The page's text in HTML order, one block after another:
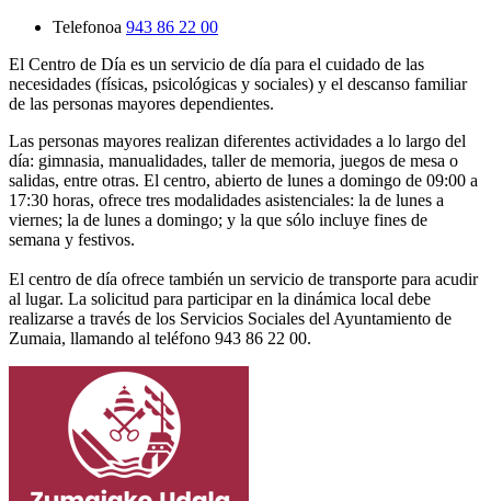
Telefonoa 943 86 22 00
El Centro de Día es un servicio de día para el cuidado de las
necesidades (físicas, psicológicas y sociales) y el descanso familiar
de las personas mayores dependientes.
Las personas mayores realizan diferentes actividades a lo largo del
día: gimnasia, manualidades, taller de memoria, juegos de mesa o
salidas, entre otras. El centro, abierto de lunes a domingo de 09:00 a
17:30 horas, ofrece tres modalidades asistenciales: la de lunes a
viernes; la de lunes a domingo; y la que sólo incluye fines de
semana y festivos.
El centro de día ofrece también un servicio de transporte para acudir
al lugar. La solicitud para participar en la dinámica local debe
realizarse a través de los Servicios Sociales del Ayuntamiento de
Zumaia, llamando al teléfono 943 86 22 00.